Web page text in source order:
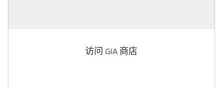
访问 GIA 商店